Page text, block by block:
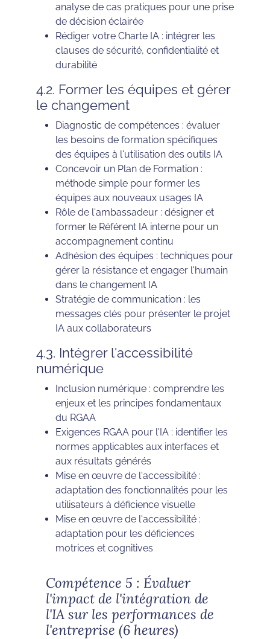
analyse de cas pratiques pour une prise
de décision éclairée
Rédiger votre Charte IA : intégrer les
clauses de sécurité, confidentialité et
durabilité
4.2. Former les équipes et gérer
le changement
Diagnostic de compétences : évaluer
les besoins de formation spécifiques
des équipes à l'utilisation des outils IA
Concevoir un Plan de Formation :
méthode simple pour former les
équipes aux nouveaux usages IA
Rôle de l'ambassadeur : désigner et
former le Référent IA interne pour un
accompagnement continu
Adhésion des équipes : techniques pour
gérer la résistance et engager l'humain
dans le changement IA
Stratégie de communication : les
messages clés pour présenter le projet
IA aux collaborateurs
4.3. Intégrer l'accessibilité
numérique
Inclusion numérique : comprendre les
enjeux et les principes fondamentaux
du RGAA
Exigences RGAA pour l'IA : identifier les
normes applicables aux interfaces et
aux résultats générés
Mise en œuvre de l'accessibilité :
adaptation des fonctionnalités pour les
utilisateurs à déficience visuelle
Mise en œuvre de l'accessibilité :
adaptation pour les déficiences
motrices et cognitives
Compétence 5 : Évaluer
l'impact de l'intégration de
l'IA sur les performances de
l'entreprise (6 heures)